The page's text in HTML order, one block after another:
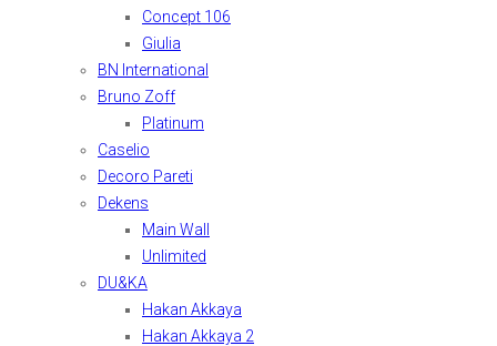
Concept 106
Giulia
BN International
Bruno Zoff
Platinum
Caselio
Decoro Pareti
Dekens
Main Wall
Unlimited
DU&KA
Hakan Akkaya
Hakan Akkaya 2